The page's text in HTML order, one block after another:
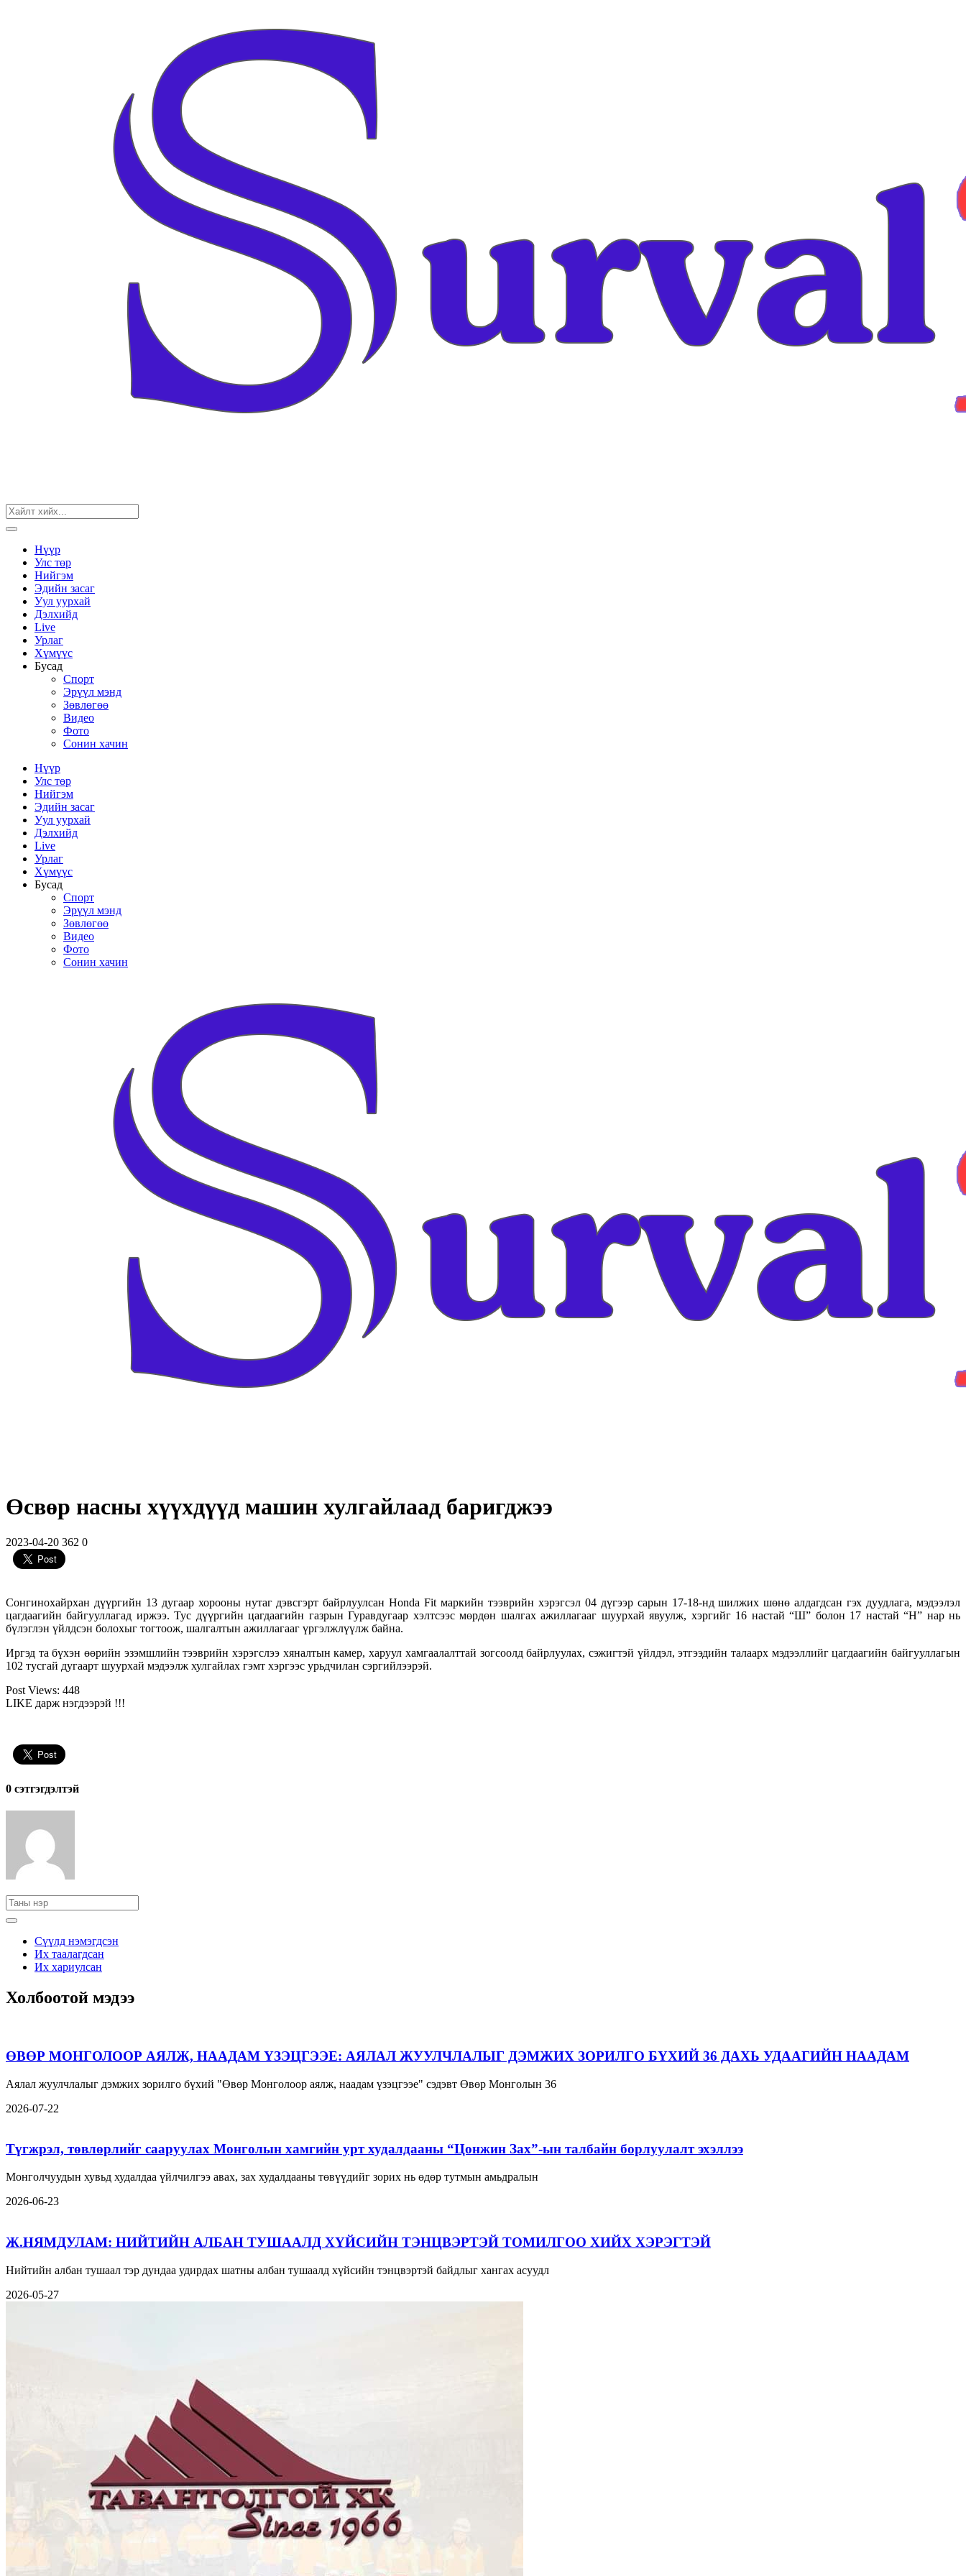
Нүүр
Улс төр
Нийгэм
Эдийн засаг
Уул уурхай
Дэлхийд
Live
Урлаг
Хүмүүс
Бусад
Спорт
Эрүүл мэнд
Зөвлөгөө
Видео
Фото
Сонин хачин
Нүүр
Улс төр
Нийгэм
Эдийн засаг
Уул уурхай
Дэлхийд
Live
Урлаг
Хүмүүс
Бусад
Спорт
Эрүүл мэнд
Зөвлөгөө
Видео
Фото
Сонин хачин
Өсвөр насны хүүхдүүд машин хулгайлаад баригджээ
2023-04-20 362 0
Сонгинохайрхан дүүргийн 13 дугаар хорооны нутаг дэвсгэрт байрлуулсан Honda Fit маркийн тээврийн хэрэгсэл 04 дүгээр сарын 17-18-нд шилжих шөнө алдагдсан гэх дуудлага, мэдээлэл
цагдаагийн байгууллагад иржээ. Тус дүүргийн цагдаагийн газрын Гуравдугаар хэлтсээс мөрдөн шалгах ажиллагааг шуурхай явуулж, хэргийг 16 настай “Ш” болон 17 настай “Н” нар нь
бүлэглэн үйлдсэн болохыг тогтоож, шалгалтын ажиллагааг үргэлжлүүлж байна.
Иргэд та бүхэн өөрийн эзэмшлийн тээврийн хэрэгслээ хяналтын камер, харуул хамгаалалттай зогсоолд байрлуулах, сэжигтэй үйлдэл, этгээдийн талаарх мэдээллийг цагдаагийн байгууллагын
102 тусгай дугаарт шуурхай мэдээлж хулгайлах гэмт хэргээс урьдчилан сэргийлээрэй.
Post Views: 448
LIKE дарж нэгдээрэй !!!
0 cэтгэгдэлтэй
Сүүлд нэмэгдсэн
Их таалагдсан
Их хариулсан
Холбоотой мэдээ
ӨВӨР МОНГОЛООР АЯЛЖ, НААДАМ ҮЗЭЦГЭЭЕ: АЯЛАЛ ЖУУЛЧЛАЛЫГ ДЭМЖИХ ЗОРИЛГО БҮХИЙ 36 ДАХЬ УДААГИЙН НААДАМ
Аялал жуулчлалыг дэмжих зорилго бүхий "Өвөр Монголоор аялж, наадам үзэцгээе" сэдэвт Өвөр Монголын 36
2026-07-22
Түгжрэл, төвлөрлийг сааруулах Монголын хамгийн урт худалдааны “Цонжин Зах”-ын талбайн борлуулалт эхэллээ
Монголчуудын хувьд худалдаа үйлчилгээ авах, зах худалдааны төвүүдийг зорих нь өдөр тутмын амьдралын
2026-06-23
Ж.НЯМДУЛАМ: НИЙТИЙН АЛБАН ТУШААЛД ХҮЙСИЙН ТЭНЦВЭРТЭЙ ТОМИЛГОО ХИЙХ ХЭРЭГТЭЙ
Нийтийн албан тушаал тэр дундаа удирдах шатны албан тушаалд хүйсийн тэнцвэртэй байдлыг хангах асуудл
2026-05-27